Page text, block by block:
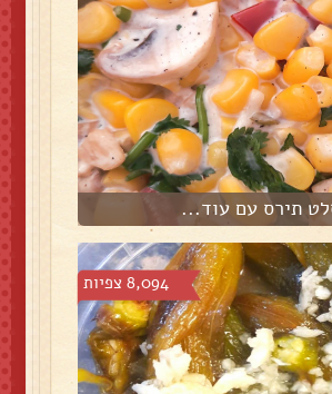
תירס עם עוד...
8,094 צפיות